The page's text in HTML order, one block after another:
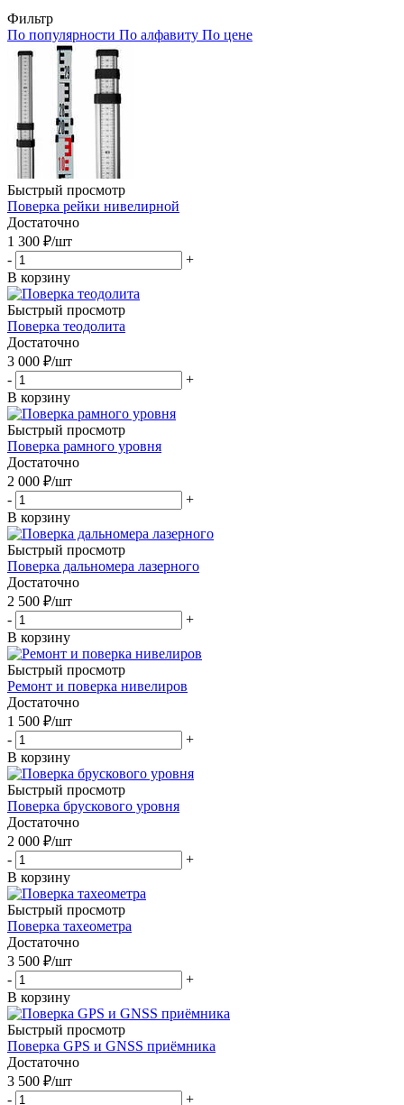
Фильтр
По популярности По алфавиту По цене
Быстрый просмотр
Поверка рейки нивелирной
Достаточно
1 300 ₽/шт
-
+
В корзину
Быстрый просмотр
Поверка теодолита
Достаточно
3 000 ₽/шт
-
+
В корзину
Быстрый просмотр
Поверка рамного уровня
Достаточно
2 000 ₽/шт
-
+
В корзину
Быстрый просмотр
Поверка дальномера лазерного
Достаточно
2 500 ₽/шт
-
+
В корзину
Быстрый просмотр
Ремонт и поверка нивелиров
Достаточно
1 500 ₽/шт
-
+
В корзину
Быстрый просмотр
Поверка брускового уровня
Достаточно
2 000 ₽/шт
-
+
В корзину
Быстрый просмотр
Поверка тахеометра
Достаточно
3 500 ₽/шт
-
+
В корзину
Быстрый просмотр
Поверка GPS и GNSS приёмника
Достаточно
3 500 ₽/шт
-
+